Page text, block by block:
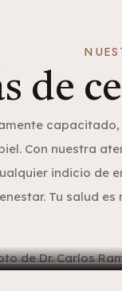
de
Con nuestra
indicio de
Tu salud
Dr. Carlos